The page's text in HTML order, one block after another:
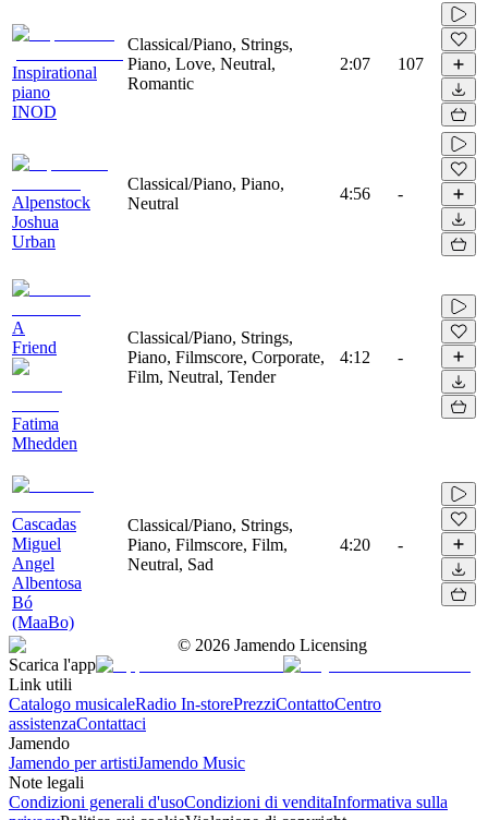
Inspirational
piano
INOD
Classical/Piano, Strings,
Piano, Love, Neutral,
Romantic
2:07 107
Alpenstock
Joshua
Urban
Classical/Piano, Piano,
Neutral
4:56 -
A
Friend
Fatima
Mhedden
Classical/Piano, Strings,
Piano, Filmscore, Corporate,
Film, Neutral, Tender
4:12 -
Cascadas
Miguel
Angel
Albentosa
Bó
(MaaBo)
Classical/Piano, Strings,
Piano, Filmscore, Film,
Neutral, Sad
4:20 -
© 2026 Jamendo Licensing
Scarica l'app
Link utili
Catalogo musicaleRadio In-storePrezziContattoCentro
assistenzaContattaci
Jamendo
Jamendo per artistiJamendo Music
Note legali
Condizioni generali d'usoCondizioni di venditaInformativa sulla